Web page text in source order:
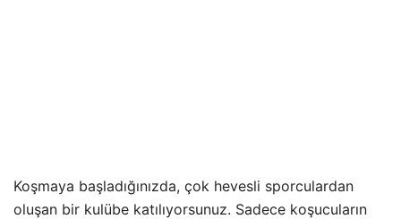
Koşmaya başladığınızda, çok hevesli sporculardan
oluşan bir kulübe katılıyorsunuz. Sadece koşucuların